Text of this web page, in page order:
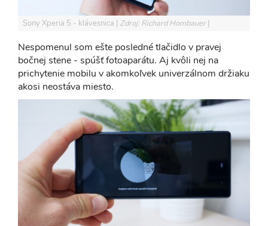
Sony Xperia 5 - klávesnica Zdroj: Richard Hombauer
Nespomenul som ešte posledné tlačidlo v pravej
bočnej stene - spúšť fotoaparátu. Aj kvôli nej na
prichytenie mobilu v akomkoľvek univerzálnom držiaku
akosi neostáva miesto.